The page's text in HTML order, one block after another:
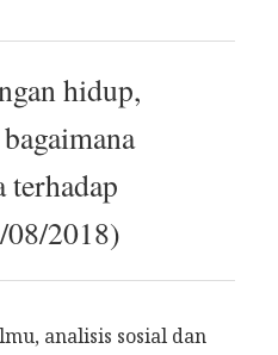
hidup,
terhadap
08/2018)
analisis sosial dan